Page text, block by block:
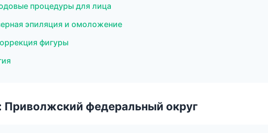
процедуры для лица
эпиляция и омоложение
фигуры
Приволжский федеральный округ